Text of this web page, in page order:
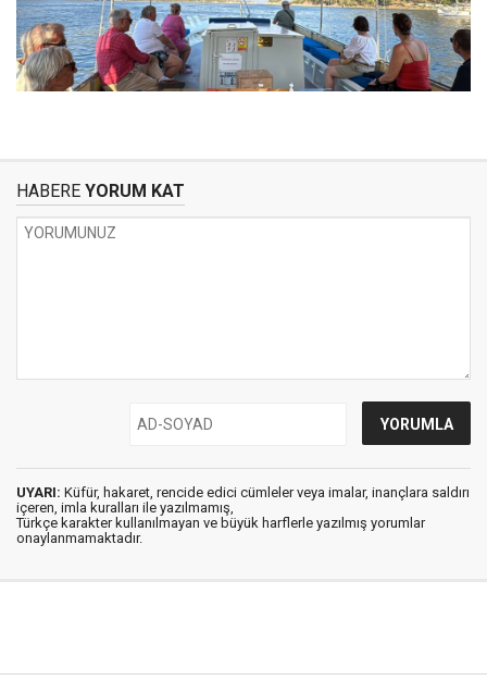
HABERE YORUM KAT
UYARI: Küfür, hakaret, rencide edici cümleler veya imalar, inançlara saldırı
içeren, imla kuralları ile yazılmamış,
Türkçe karakter kullanılmayan ve büyük harflerle yazılmış yorumlar
onaylanmamaktadır.